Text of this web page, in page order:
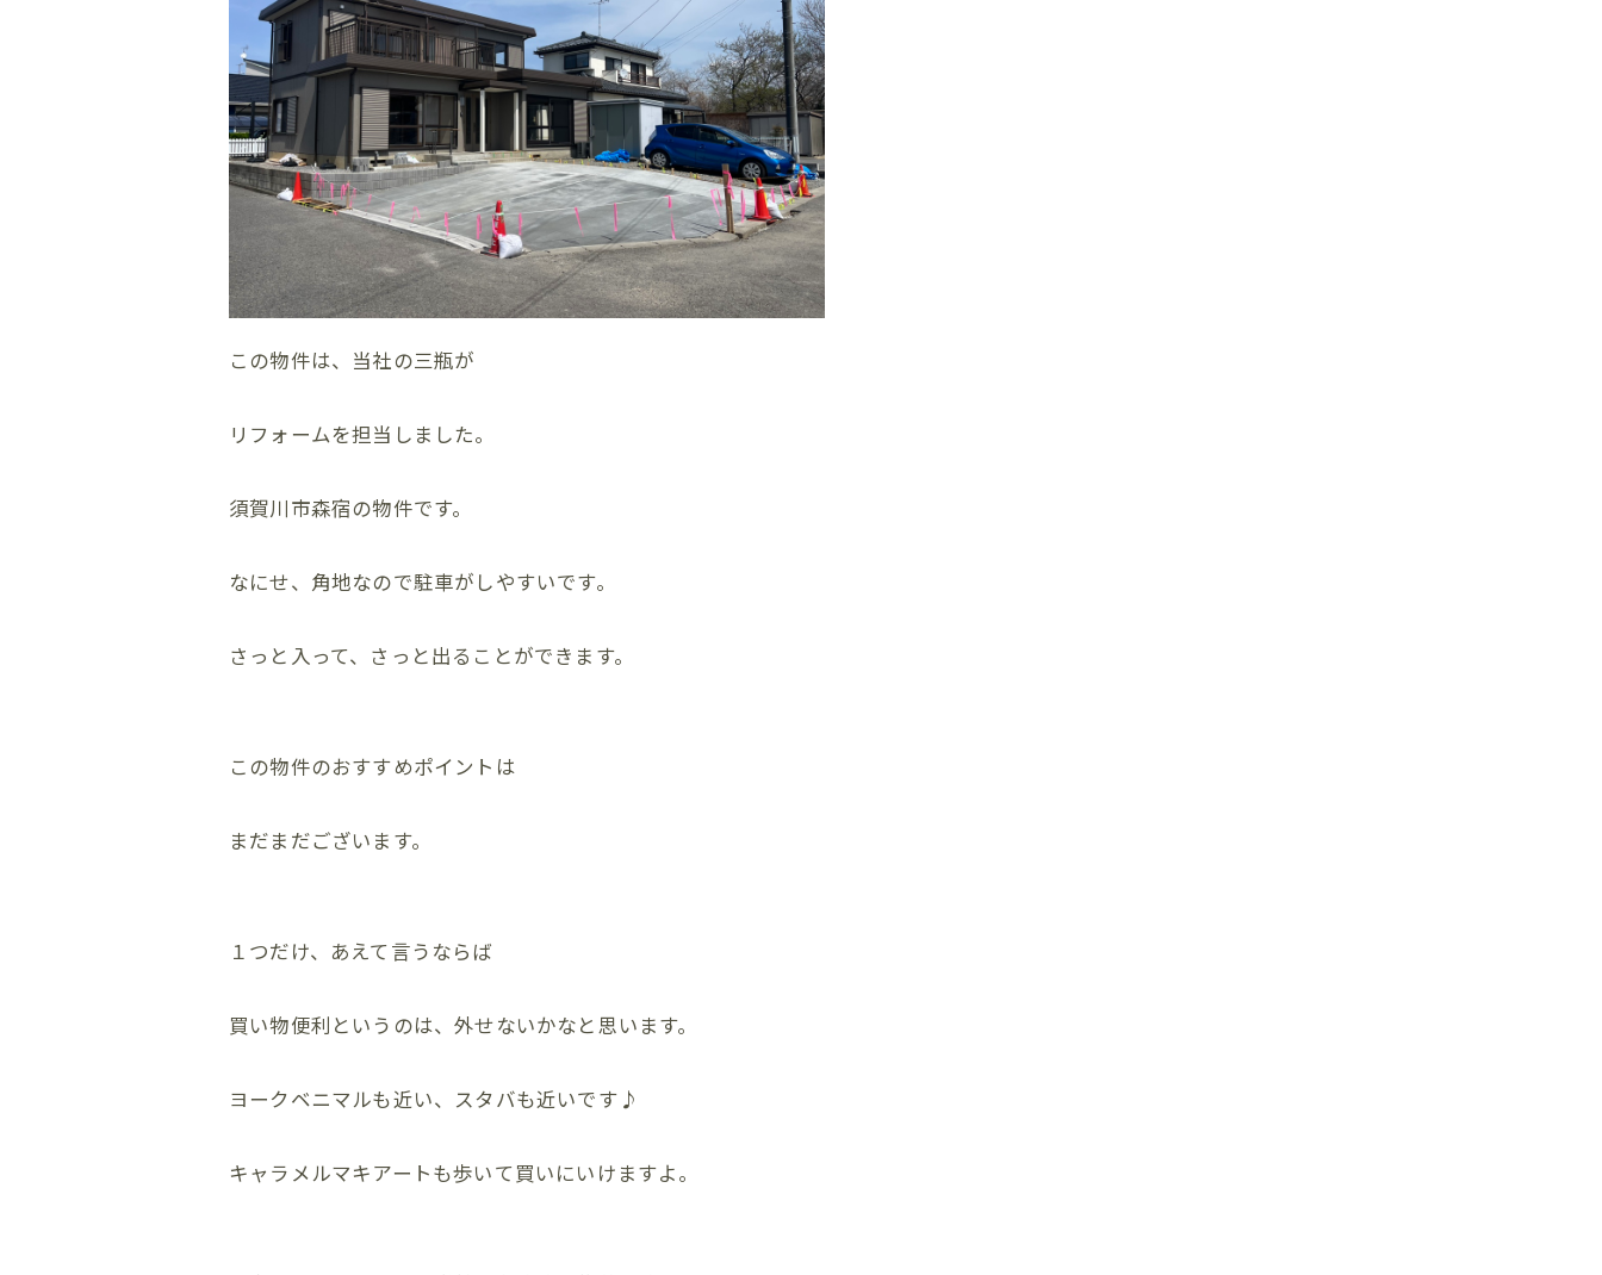
この物件は、当社の三瓶が
リフォームを担当しました。
須賀川市森宿の物件です。
なにせ、角地なので駐車がしやすいです。
さっと入って、さっと出ることができます。
この物件のおすすめポイントは
まだまだございます。
１つだけ、あえて言うならば
買い物便利というのは、外せないかなと思います。
ヨークベニマルも近い、スタバも近いです♪
キャラメルマキアートも歩いて買いにいけますよ。